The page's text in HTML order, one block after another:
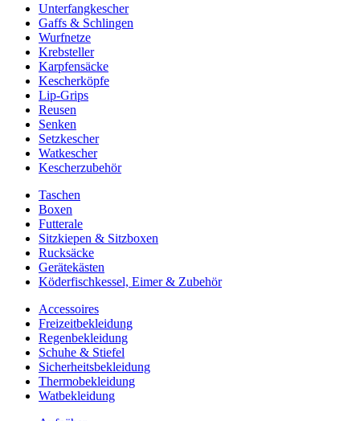
Unterfangkescher
Gaffs & Schlingen
Wurfnetze
Krebsteller
Karpfensäcke
Kescherköpfe
Lip-Grips
Reusen
Senken
Setzkescher
Watkescher
Kescherzubehör
Taschen
Boxen
Futterale
Sitzkiepen & Sitzboxen
Rucksäcke
Gerätekästen
Köderfischkessel, Eimer & Zubehör
Accessoires
Freizeitbekleidung
Regenbekleidung
Schuhe & Stiefel
Sicherheitsbekleidung
Thermobekleidung
Watbekleidung